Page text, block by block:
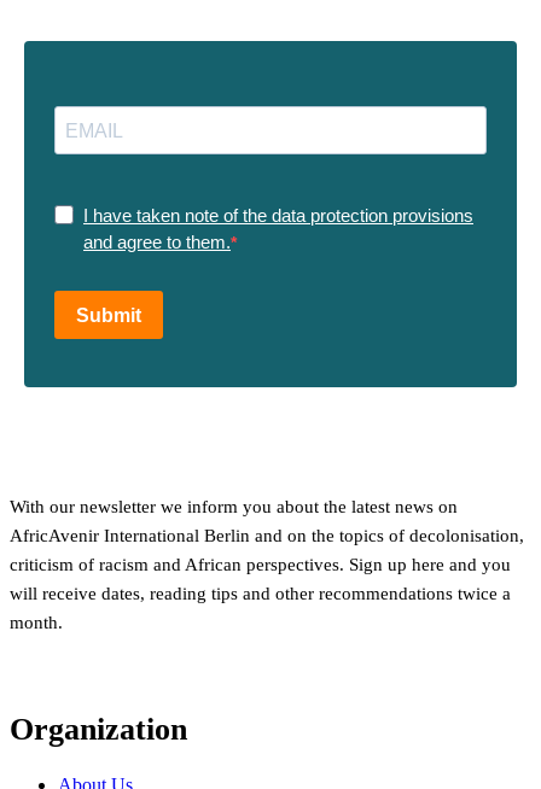
I have taken note of the data protection provisions
and agree to them.
Submit
With our newsletter we inform you about the latest news on
AfricAvenir International Berlin and on the topics of decolonisation,
criticism of racism and African perspectives. Sign up here and you
will receive dates, reading tips and other recommendations twice a
month.
Organization